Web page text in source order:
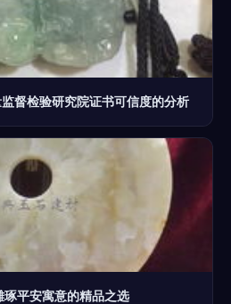
督检验研究院证书可信度的分析
琢平安寓意的精品之选